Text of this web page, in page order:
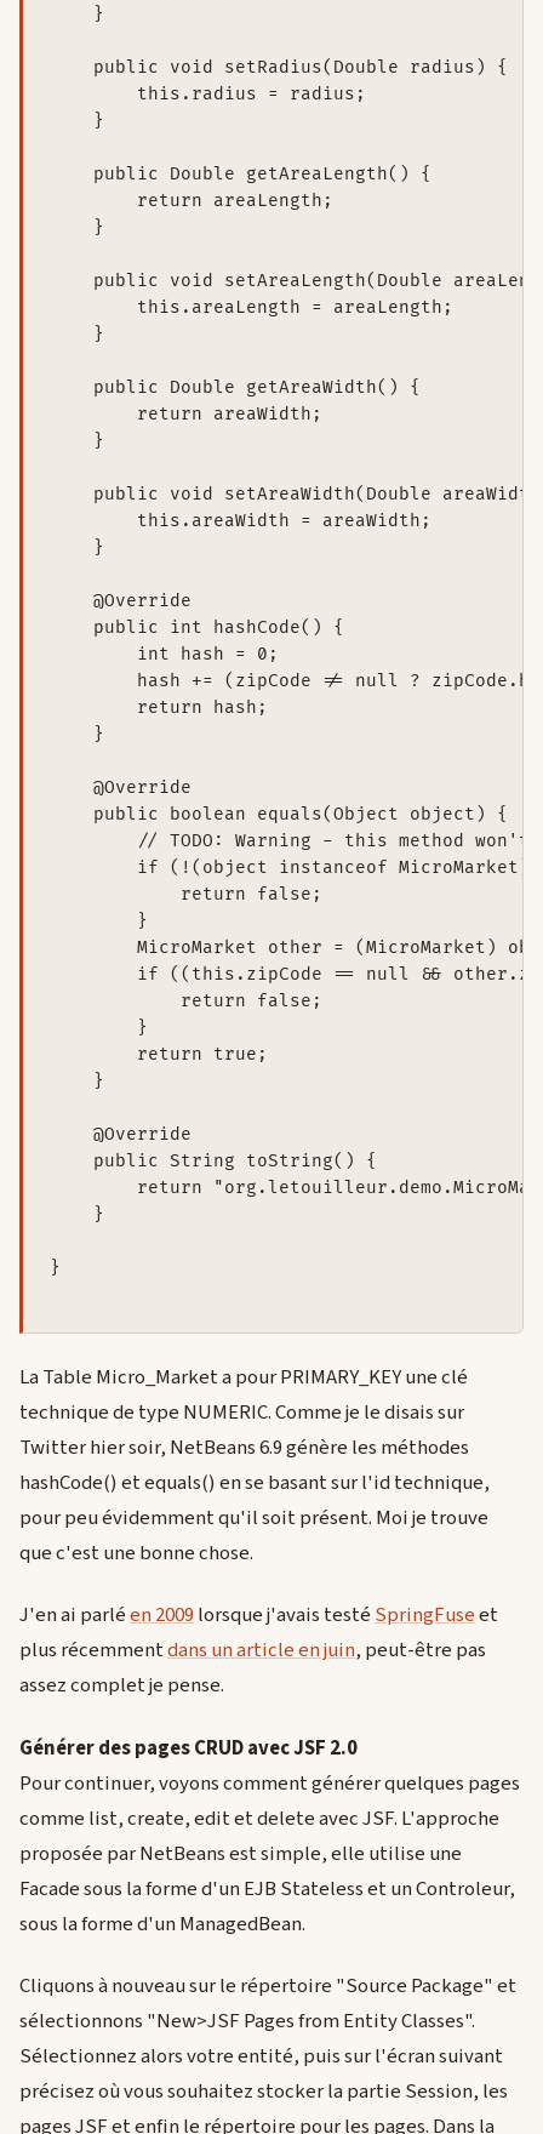
    }
    public void setRadius(Double radius) {
        this.radius = radius;
    }
    public Double getAreaLength() {
        return areaLength;
    }
public void setAreaLength(Double
        this.areaLength = areaLength;
    }
    public Double getAreaWidth() {
        return areaWidth;
    }
public void setAreaWidth(Double
        this.areaWidth = areaWidth;
    }
    @Override
    public int hashCode() {
        int hash = 0;
hash += (zipCode != null ?
        return hash;
    }
    @Override
    public boolean equals(Object object) {
// TODO: Warning - this method
if (!(object instanceof
            return false;
        }
MicroMarket other = (MicroMarket)
if ((this.zipCode == null &&
            return false;
        }
        return true;
    }
    @Override
    public String toString() {
return
    }
}
La Table Micro_Market a pour PRIMARY_KEY une clé
technique de type NUMERIC. Comme je le disais sur
Twitter hier soir, NetBeans 6.9 génère les méthodes
hashCode() et equals() en se basant sur l'id technique,
pour peu évidemment qu'il soit présent. Moi je trouve
que c'est une bonne chose.
J'en ai parléen 2009lorsque j'avais testéSpringFuseet
plus récemmentdans un article en juin, peut-être pas
assez complet je pense.
Générer des pages CRUD avec JSF 2.0
Pour continuer, voyons comment générer quelques pages
comme list, create, edit et delete avec JSF. L'approche
proposée par NetBeans est simple, elle utilise une
Facade sous la forme d'un EJB Stateless et un Controleur,
sous la forme d'un ManagedBean.
Cliquons à nouveau sur le répertoire "Source Package" et
sélectionnons "New>JSF Pages from Entity Classes".
Sélectionnez alors votre entité, puis sur l'écran suivant
précisez où vous souhaitez stocker la partie Session, les
pages JSF et enfin le répertoire pour les pages. Dans la